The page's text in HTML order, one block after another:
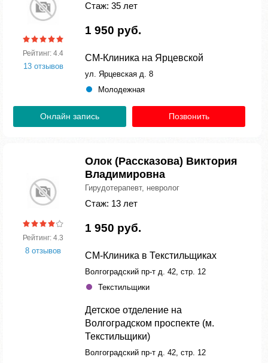
Рейтинг: 4.4
13 отзывов
Стаж: 35 лет
1 950 руб.
СМ-Клиника на Ярцевской
ул. Ярцевская д. 8
Молодежная
Онлайн запись Позвонить
Рейтинг: 4.3
8 отзывов
Олок (Рассказова) Виктория
Владимировна
Гирудотерапевт, невролог
Стаж: 13 лет
1 950 руб.
СМ-Клиника в Текстильщиках
Волгоградский пр-т д. 42, стр. 12
Текстильщики
Детское отделение на
Волгоградском проспекте (м.
Текстильщики)
Волгоградский пр-т д. 42, стр. 12